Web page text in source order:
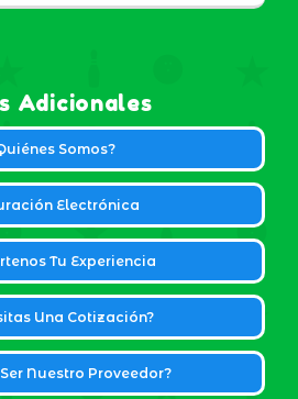
Adicionales
Somos?
Electrónica
Tu Experiencia
Una Cotización?
Nuestro Proveedor?